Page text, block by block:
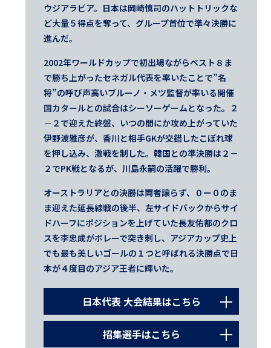
ウジアラビア。日本は岡崎慎司のハットトリックな
ど大量５得点を奪って、グループ首位で準々決勝に
進んだ。
2002年ワールドカップで初出場ながらベスト８ま
で勝ち上がったセネガル代表を率いたことで”名
将”の呼び声高いブルーノ・メツ監督が率いる開催
国カタールとの試合はシーソーゲームとなった。２
－２で迎えた終盤、いつの間にか攻め上がっていた
伊野波雅彦が、香川と相手GKが交錯したこぼれ球
を押し込み、激戦を制した。韓国との準決勝は２－
２でPK戦となるが、川島永嗣の活躍で勝利。
オーストラリアとの決勝は両者譲らず、０ー０のま
ま迎えた延長線戦の後半、左サイドバックからサイ
ドハーフにポジションを上げていた長友佑都のクロ
スを李忠成がボレーで突き刺し、アジアカップ史上
でも最も美しいゴールの１つと呼ばれる決勝点で日
本が４度目のアジア王者に輝いた。
日本代表 大会結果はこちら
招集選手はこちら